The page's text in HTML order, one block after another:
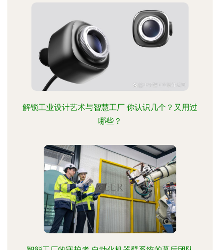
解锁工业设计艺术与智慧工厂 你认识几个？又用过
哪些？